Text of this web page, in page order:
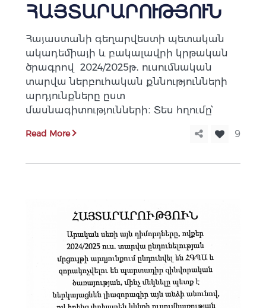
ՀԱՅՏԱՐԱՐՈՒԹՅՈՒՆ
Հայաստանի գեղարվեստի պետական
ակադեմիայի և բակալավրի կրթական
ծրագրով 2024/2025թ․ ուսումնական
տարվա ներբուհական քննությունների
արդյունքները ըստ
մասնագիտությունների։ Տես հղումը՝
Read More 9